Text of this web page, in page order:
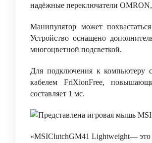
надёжные переключатели
Манипулятор может
Устройство оснащено
многоцветной подсветкой.
Для подключения к компьютеру
кабелем FriXionFree,
составляет 1 мс.
«MSIClutchGM41 Lightweight— это